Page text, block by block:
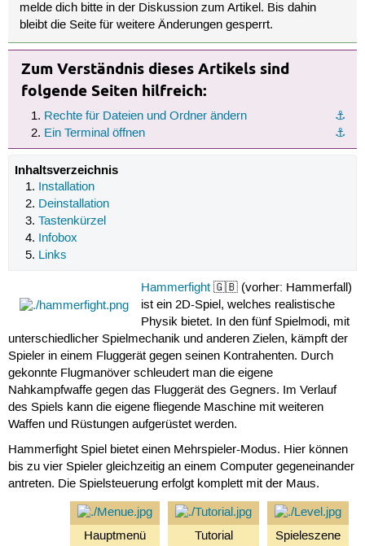
melde dich bitte in der Diskussion zum Artikel. Bis dahin
bleibt die Seite für weitere Änderungen gesperrt.
Zum Verständnis dieses Artikels sind
folgende Seiten hilfreich:
⚓︎
Rechte für Dateien und Ordner ändern
⚓︎
Ein Terminal öffnen
Inhaltsverzeichnis
Installation
Deinstallation
Tastenkürzel
Infobox
Links
Hammerfight 🇬🇧 (vorher: Hammerfall)
ist ein 2D-Spiel, welches realistische
Physik bietet. In den fünf Spielmodi, mit
unterschiedlicher Spielmechanik und anderen Zielen, kämpft der
Spieler in einem Fluggerät gegen seinen Kontrahenten. Durch
gekonnte Flugmanöver schleudert man die eigene
Nahkampfwaffe gegen das Fluggerät des Gegners. Im Verlauf
des Spiels kann die eigene fliegende Maschine mit weiteren
Waffen und Rüstungen aufgerüstet werden.
Hammerfight Spiel bietet einen Mehrspieler-Modus. Hier können
bis zu vier Spieler gleichzeitig an einem Computer gegeneinander
antreten. Die Spielsteuerung erfolgt komplett mit der Maus.
Hauptmenü Tutorial Spieleszene